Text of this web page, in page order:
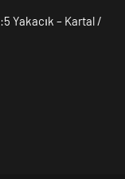
Yakacık – Kartal /